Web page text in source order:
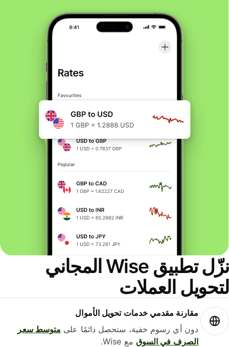
نزّل تطبيق Wise المجاني
العملات
مقارنة مقدمي خدمات تحويل الأموال
دون أي رسوم خفية، ستحصل دائمًا علىمتوسط ​​سعر
الصرف في السوقمع Wise.